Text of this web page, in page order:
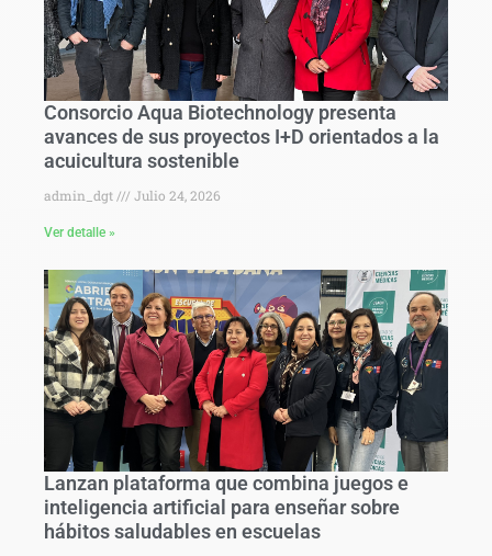
Consorcio Aqua Biotechnology presenta
avances de sus proyectos I+D orientados a la
acuicultura sostenible
admin_dgt Julio 24, 2026
Ver detalle »
Lanzan plataforma que combina juegos e
inteligencia artificial para enseñar sobre
hábitos saludables en escuelas